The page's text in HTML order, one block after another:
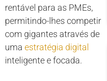
rentável para as PMEs,
permitindo-lhes competir
com gigantes através de
uma estratégia digital
inteligente e focada.